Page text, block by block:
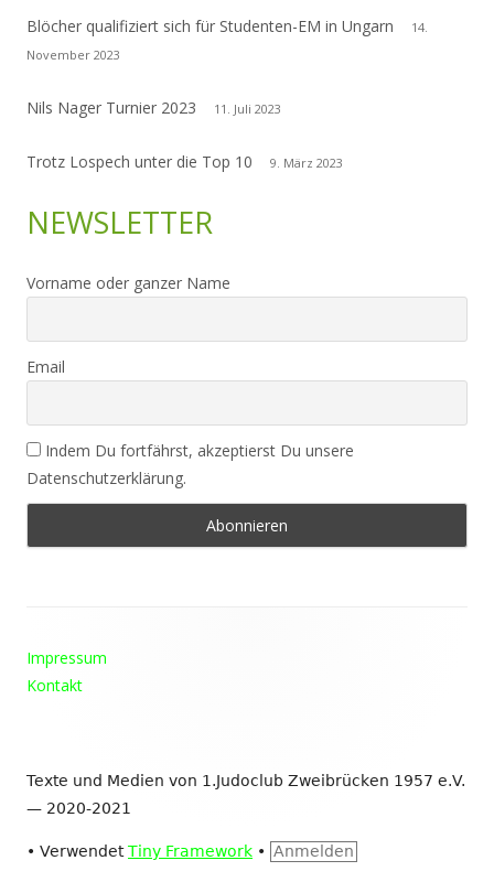
Blöcher qualifiziert sich für Studenten-EM in Ungarn
14.
November 2023
Nils Nager Turnier 2023 11. Juli 2023
Trotz Lospech unter die Top 10 9. März 2023
NEWSLETTER
Vorname oder ganzer Name
Email
Indem Du fortfährst, akzeptierst Du unsere
Datenschutzerklärung.
Inhalt
Impressum
Kontakt
Texte und Medien von 1.Judoclub Zweibrücken 1957 e.V.
— 2020-2021
• VerwendetTiny Framework • Anmelden